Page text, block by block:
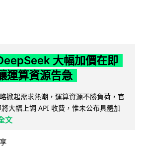
大幅加價在即
運算資源告急
掀起需求熱潮，運算資源不勝負荷，官
大幅上調 API 收費，惟未公布具體加
文